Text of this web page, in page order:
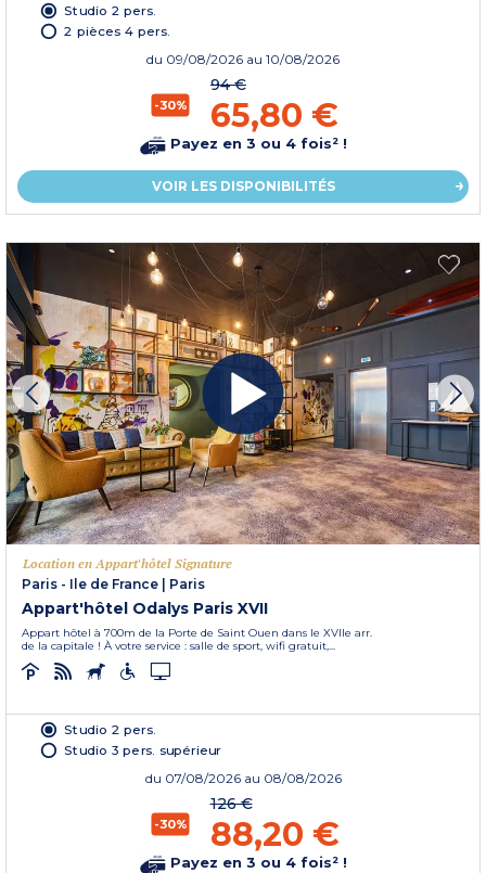
Studio 2 pers.
2 pièces 4 pers.
du 09/08/2026 au 10/08/2026
-30%
94 €
65,80 €
Payez en 3 ou 4 fois² !
VOIR LES DISPONIBILITÉS
Location en Appart'hôtel Signature
Paris - Ile de France
Paris
Appart'hôtel Odalys Paris XVII
Appart hôtel à 700m de la Porte de Saint Ouen dans le XVIIe arr.
de la capitale ! À votre service : salle de sport, wifi gratuit,...
Studio 2 pers.
Studio 3 pers. supérieur
du 07/08/2026 au 08/08/2026
-30%
126 €
88,20 €
Payez en 3 ou 4 fois² !